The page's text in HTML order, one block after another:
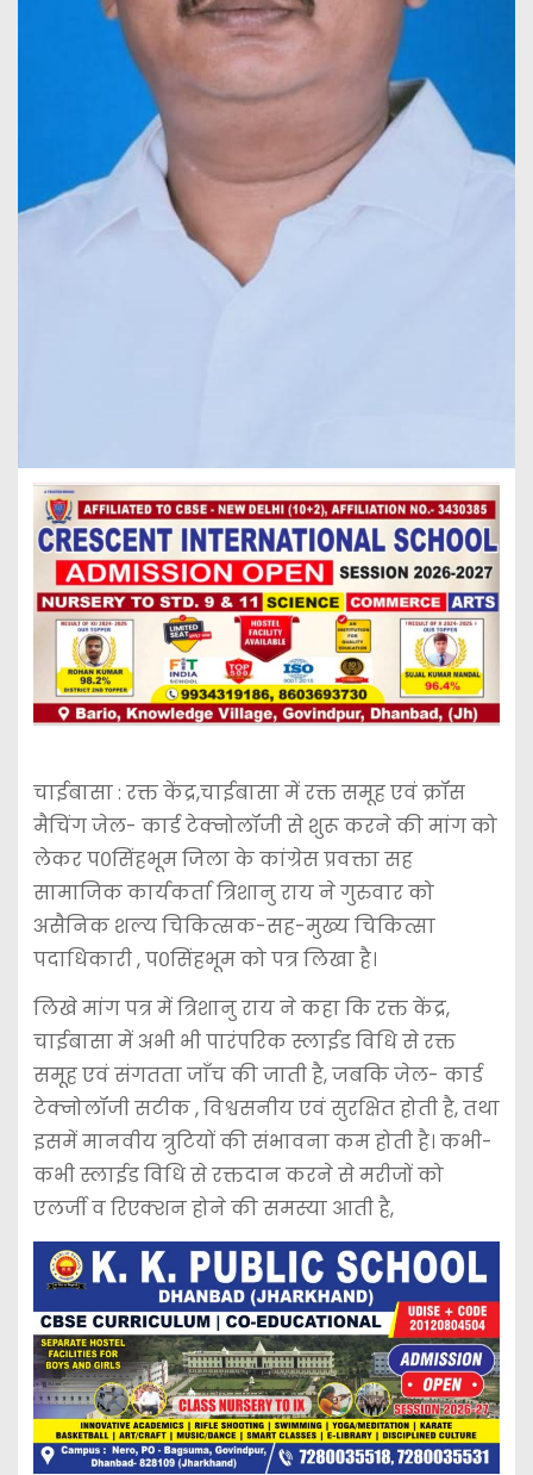
चाईबासा : रक्त केंद्र,चाईबासा में रक्त समूह एवं क्रॉस
मैचिंग जेल- कार्ड टेक्नोलॉजी से शुरू करने की मांग को
लेकर प०सिंहभूम जिला के कांग्रेस प्रवक्ता सह
सामाजिक कार्यकर्ता त्रिशानु राय ने गुरुवार को
असैनिक शल्य चिकित्सक-सह-मुख्य चिकित्सा
पदाधिकारी , प०सिंहभूम को पत्र लिखा है।
लिखे मांग पत्र में त्रिशानु राय ने कहा कि रक्त केंद्र,
चाईबासा में अभी भी पारंपरिक स्लाईड विधि से रक्त
समूह एवं संगतता जाँच की जाती है, जबकि जेल- कार्ड
टेक्नोलॉजी सटीक , विश्वसनीय एवं सुरक्षित होती है, तथा
इसमें मानवीय त्रुटियों की संभावना कम होती है। कभी-
कभी स्लाईड विधि से रक्तदान करने से मरीजों को
एलर्जी व रिएक्शन होने की समस्या आती है,